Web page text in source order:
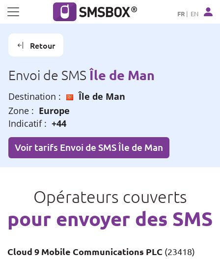
Panneau de gestion des cookies
FR EN
Retour
Envoi de SMS Île de Man
Destination :
Île de Man
Zone : Europe
Indicatif : +44
Voir tarifs Envoi de SMS Île de Man
Opérateurs couverts
pour envoyer des SMS
Cloud 9 Mobile Communications PLC (23418)